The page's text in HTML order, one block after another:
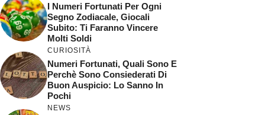
I Numeri Fortunati Per Ogni
Segno Zodiacale, Giocali
Subito: Ti Faranno Vincere
Molti Soldi
CURIOSITÀ
Numeri Fortunati, Quali Sono E
Perchè Sono Consiederati Di
Buon Auspicio: Lo Sanno In
Pochi
NEWS